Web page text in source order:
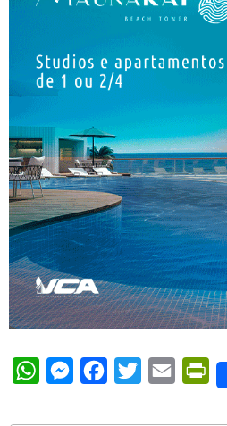
WhatsAppMessengerFacebook
Twitter Email